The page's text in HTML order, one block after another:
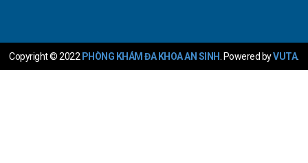
Copyright © 2022 PHÒNG KHÁM ĐA KHOA AN SINH . Powered byVUTA.